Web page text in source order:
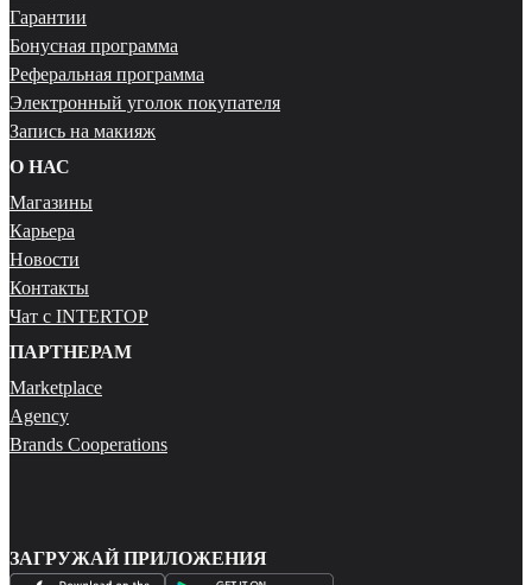
Гарантии
Бонусная программа
Реферальная программа
Электронный уголок покупателя
Запись на макияж
О НАС
Магазины
Карьера
Новости
Контакты
Чат с INTERTOP
ПАРТНЕРАМ
Marketplace
Agency
Brands Cooperations
ЗАГРУЖАЙ ПРИЛОЖЕНИЯ